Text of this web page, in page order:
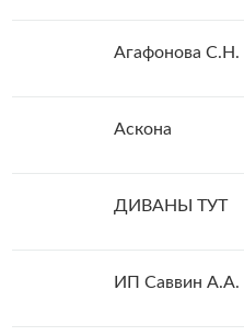
Агафонова С.Н.
Аскона
ДИВАНЫ ТУТ
ИП Саввин А.А.